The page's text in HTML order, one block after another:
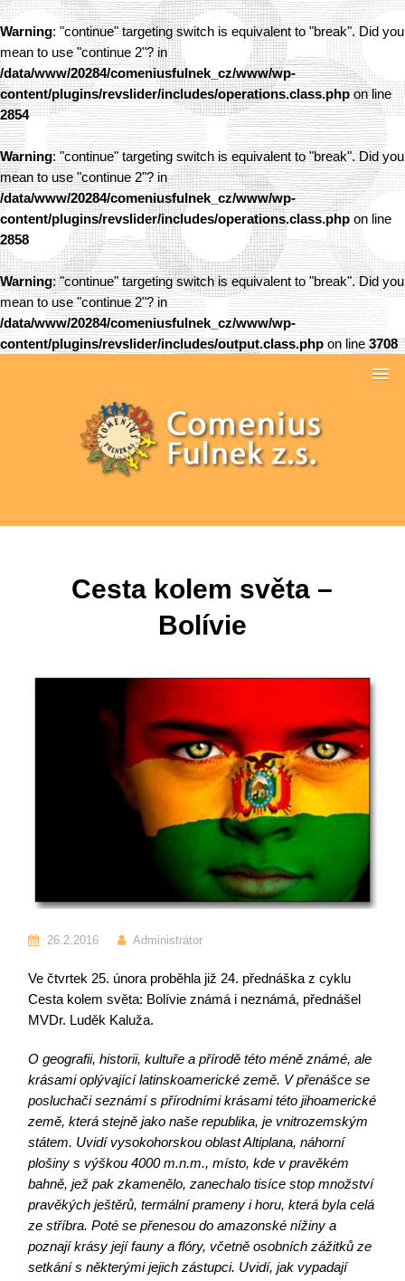
Warning: "continue" targeting switch is equivalent to "break". Did you
mean to use "continue 2"? in
/data/www/20284/comeniusfulnek_cz/www/wp-
content/plugins/revslider/includes/operations.class.phpon line
2854
Warning: "continue" targeting switch is equivalent to "break". Did you
mean to use "continue 2"? in
/data/www/20284/comeniusfulnek_cz/www/wp-
content/plugins/revslider/includes/operations.class.php on line
2858
Warning: "continue" targeting switch is equivalent to "break". Did you
mean to use "continue 2"? in
/data/www/20284/comeniusfulnek_cz/www/wp-
content/plugins/revslider/includes/output.class.php on line3708
Cesta kolem světa –
Bolívie
26.2.2016 Administrátor
Ve čtvrtek 25. února proběhla již 24. přednáška z cyklu
Cesta kolem světa: Bolívie známá i neznámá, přednášel
MVDr. Luděk Kaluža.
O geografii, historii, kultuře a přírodě této méně známé, ale
krásami oplývající latinskoamerické země. V přenášce se
posluchači seznámí s přírodními krásami této jihoamerické
země, která stejně jako naše republika, je vnitrozemským
státem. Uvidí vysokohorskou oblast Altiplana, náhorní
plošiny s výškou 4000 m.n.m., místo, kde v pravěkém
bahně, jež pak zkamenělo, zanechalo tisíce stop množství
pravěkých ještěrů, termální prameny i horu, která byla celá
ze stříbra. Poté se přenesou do amazonské nížiny a
poznají krásy její fauny a flóry, včetně osobních zážitků ze
setkání s některými jejich zástupci. Uvidí, jak vypadají